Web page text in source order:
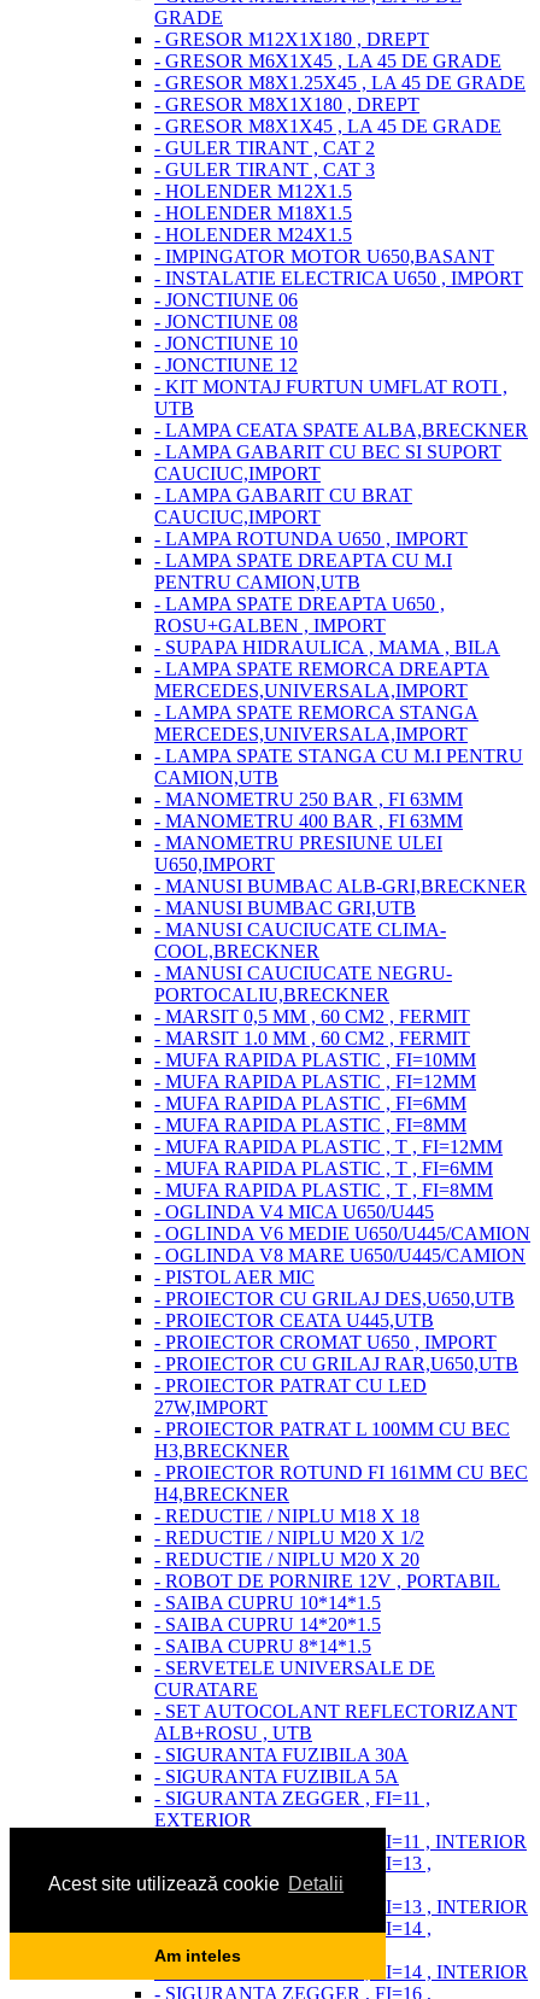
Acest site utilizează cookie Detalii
Am inteles
GRADE
- GRESOR M12X1X180 , DREPT
- GRESOR M6X1X45 , LA 45 DE GRADE
- GRESOR M8X1.25X45 , LA 45 DE GRADE
- GRESOR M8X1X180 , DREPT
- GRESOR M8X1X45 , LA 45 DE GRADE
- GULER TIRANT , CAT 2
- GULER TIRANT , CAT 3
- HOLENDER M12X1.5
- HOLENDER M18X1.5
- HOLENDER M24X1.5
- IMPINGATOR MOTOR U650,BASANT
- INSTALATIE ELECTRICA U650 , IMPORT
- JONCTIUNE 06
- JONCTIUNE 08
- JONCTIUNE 10
- JONCTIUNE 12
- KIT MONTAJ FURTUN UMFLAT ROTI ,
UTB
- LAMPA CEATA SPATE ALBA,BRECKNER
- LAMPA GABARIT CU BEC SI SUPORT
CAUCIUC,IMPORT
- LAMPA GABARIT CU BRAT
CAUCIUC,IMPORT
- LAMPA ROTUNDA U650 , IMPORT
- LAMPA SPATE DREAPTA CU M.I
PENTRU CAMION,UTB
- LAMPA SPATE DREAPTA U650 ,
ROSU+GALBEN , IMPORT
- SUPAPA HIDRAULICA , MAMA , BILA
- LAMPA SPATE REMORCA DREAPTA
MERCEDES,UNIVERSALA,IMPORT
- LAMPA SPATE REMORCA STANGA
MERCEDES,UNIVERSALA,IMPORT
- LAMPA SPATE STANGA CU M.I PENTRU
CAMION,UTB
- MANOMETRU 250 BAR , FI 63MM
- MANOMETRU 400 BAR , FI 63MM
- MANOMETRU PRESIUNE ULEI
U650,IMPORT
- MANUSI BUMBAC ALB-GRI,BRECKNER
- MANUSI BUMBAC GRI,UTB
- MANUSI CAUCIUCATE CLIMA-
COOL,BRECKNER
- MANUSI CAUCIUCATE NEGRU-
PORTOCALIU,BRECKNER
- MARSIT 0,5 MM , 60 CM2 , FERMIT
- MARSIT 1.0 MM , 60 CM2 , FERMIT
- MUFA RAPIDA PLASTIC , FI=10MM
- MUFA RAPIDA PLASTIC , FI=12MM
- MUFA RAPIDA PLASTIC , FI=6MM
- MUFA RAPIDA PLASTIC , FI=8MM
- MUFA RAPIDA PLASTIC , T , FI=12MM
- MUFA RAPIDA PLASTIC , T , FI=6MM
- MUFA RAPIDA PLASTIC , T , FI=8MM
- OGLINDA V4 MICA U650/U445
- OGLINDA V6 MEDIE U650/U445/CAMION
- OGLINDA V8 MARE U650/U445/CAMION
- PISTOL AER MIC
- PROIECTOR CU GRILAJ DES,U650,UTB
- PROIECTOR CEATA U445,UTB
- PROIECTOR CROMAT U650 , IMPORT
- PROIECTOR CU GRILAJ RAR,U650,UTB
- PROIECTOR PATRAT CU LED
27W,IMPORT
- PROIECTOR PATRAT L 100MM CU BEC
H3,BRECKNER
- PROIECTOR ROTUND FI 161MM CU BEC
H4,BRECKNER
- REDUCTIE / NIPLU M18 X 18
- REDUCTIE / NIPLU M20 X 1/2
- REDUCTIE / NIPLU M20 X 20
- ROBOT DE PORNIRE 12V , PORTABIL
- SAIBA CUPRU 10*14*1.5
- SAIBA CUPRU 14*20*1.5
- SAIBA CUPRU 8*14*1.5
- SERVETELE UNIVERSALE DE
CURATARE
- SET AUTOCOLANT REFLECTORIZANT
ALB+ROSU , UTB
- SIGURANTA FUZIBILA 30A
- SIGURANTA FUZIBILA 5A
- SIGURANTA ZEGGER , FI=11 ,
EXTERIOR
- SIGURANTA ZEGGER , FI=11 , INTERIOR
- SIGURANTA ZEGGER , FI=13 ,
EXTERIOR
- SIGURANTA ZEGGER , FI=13 , INTERIOR
- SIGURANTA ZEGGER , FI=14 ,
EXTERIOR
- SIGURANTA ZEGGER , FI=14 , INTERIOR
- SIGURANTA ZEGGER , FI=16 ,